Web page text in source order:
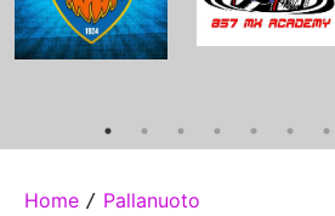
Home / Pallanuoto